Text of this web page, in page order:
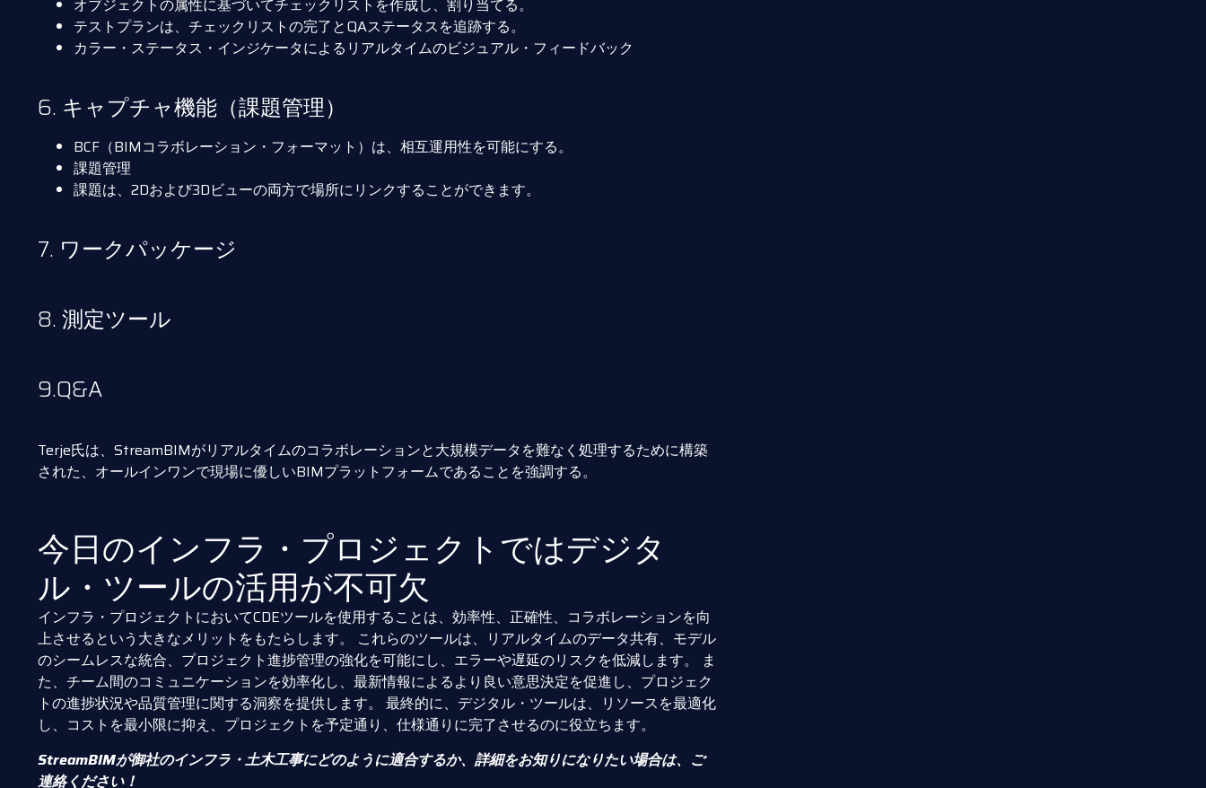
オブジェクトの属性に基づいてチェックリストを作成し、割り当てる。
テストプランは、チェックリストの完了とQAステータスを追跡する。
カラー・ステータス・インジケータによるリアルタイムのビジュアル・フィードバック
6. キャプチャ機能（課題管理）
BCF（BIMコラボレーション・フォーマット）は、相互運用性を可能にする。
課題管理
課題は、2Dおよび3Dビューの両方で場所にリンクすることができます。
7. ワークパッケージ
8. 測定ツール
9.Q&A
Terje氏は、StreamBIMがリアルタイムのコラボレーションと大規模データを難なく処理するために構築
された、オールインワンで現場に優しいBIMプラットフォームであることを強調する。
今日のインフラ・プロジェクトではデジタ
ル・ツールの活用が不可欠
インフラ・プロジェクトにおいてCDEツールを使用することは、効率性、正確性、コラボレーションを向
上させるという大きなメリットをもたらします。 これらのツールは、リアルタイムのデータ共有、モデル
のシームレスな統合、プロジェクト進捗管理の強化を可能にし、エラーや遅延のリスクを低減します。 ま
た、チーム間のコミュニケーションを効率化し、最新情報によるより良い意思決定を促進し、プロジェク
トの進捗状況や品質管理に関する洞察を提供します。 最終的に、デジタル・ツールは、リソースを最適化
し、コストを最小限に抑え、プロジェクトを予定通り、仕様通りに完了させるのに役立ちます。
StreamBIMが御社のインフラ・土木工事にどのように適合するか、詳細をお知りになりたい場合は、ご
連絡ください！